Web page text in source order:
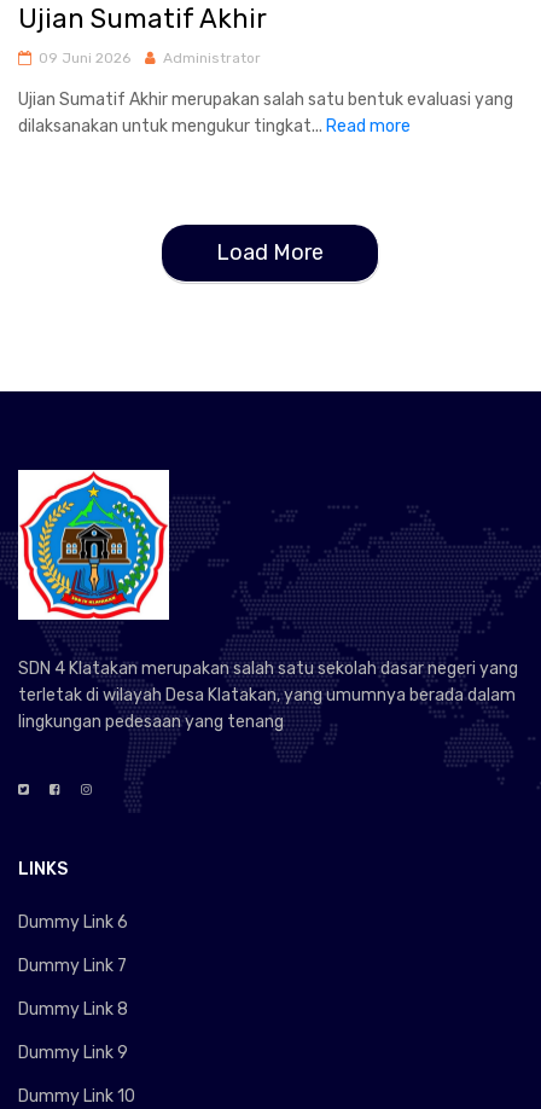
Ujian Sumatif Akhir
09 Juni 2026 Administrator
Ujian Sumatif Akhir merupakan salah satu bentuk evaluasi yang
dilaksanakan untuk mengukur tingkat... Read more
Load More
SDN 4 Klatakan merupakan salah satu sekolah dasar negeri yang
terletak di wilayah Desa Klatakan, yang umumnya berada dalam
lingkungan pedesaan yang tenang
LINKS
Dummy Link 6
Dummy Link 7
Dummy Link 8
Dummy Link 9
Dummy Link 10